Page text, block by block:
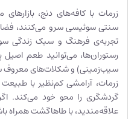
زرمات با کافه‌های دنج،
سنتی سوئیسی سرو می‌کنند،
تجربه‌ی فرهنگ و سبک زندگی
رستوران‌ها، می‌توانید طعم اصیل
سیب‌زمینی) و شکلات‌های معروف
زرمات، آرامشی کم‌نظیر با
گردشگری را محو خود می‌کند.
علاقه‌مندید، با طاهاگشت همراه